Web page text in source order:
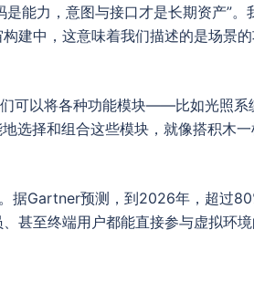
能力，意图与接口才是长期资产”。
建中，这意味着我们描述的是场景
可以将各种功能模块——比如光照系
选择和组合这些模块，就像搭积木
据Gartner预测，到2026年，超过
甚至终端用户都能直接参与虚拟环